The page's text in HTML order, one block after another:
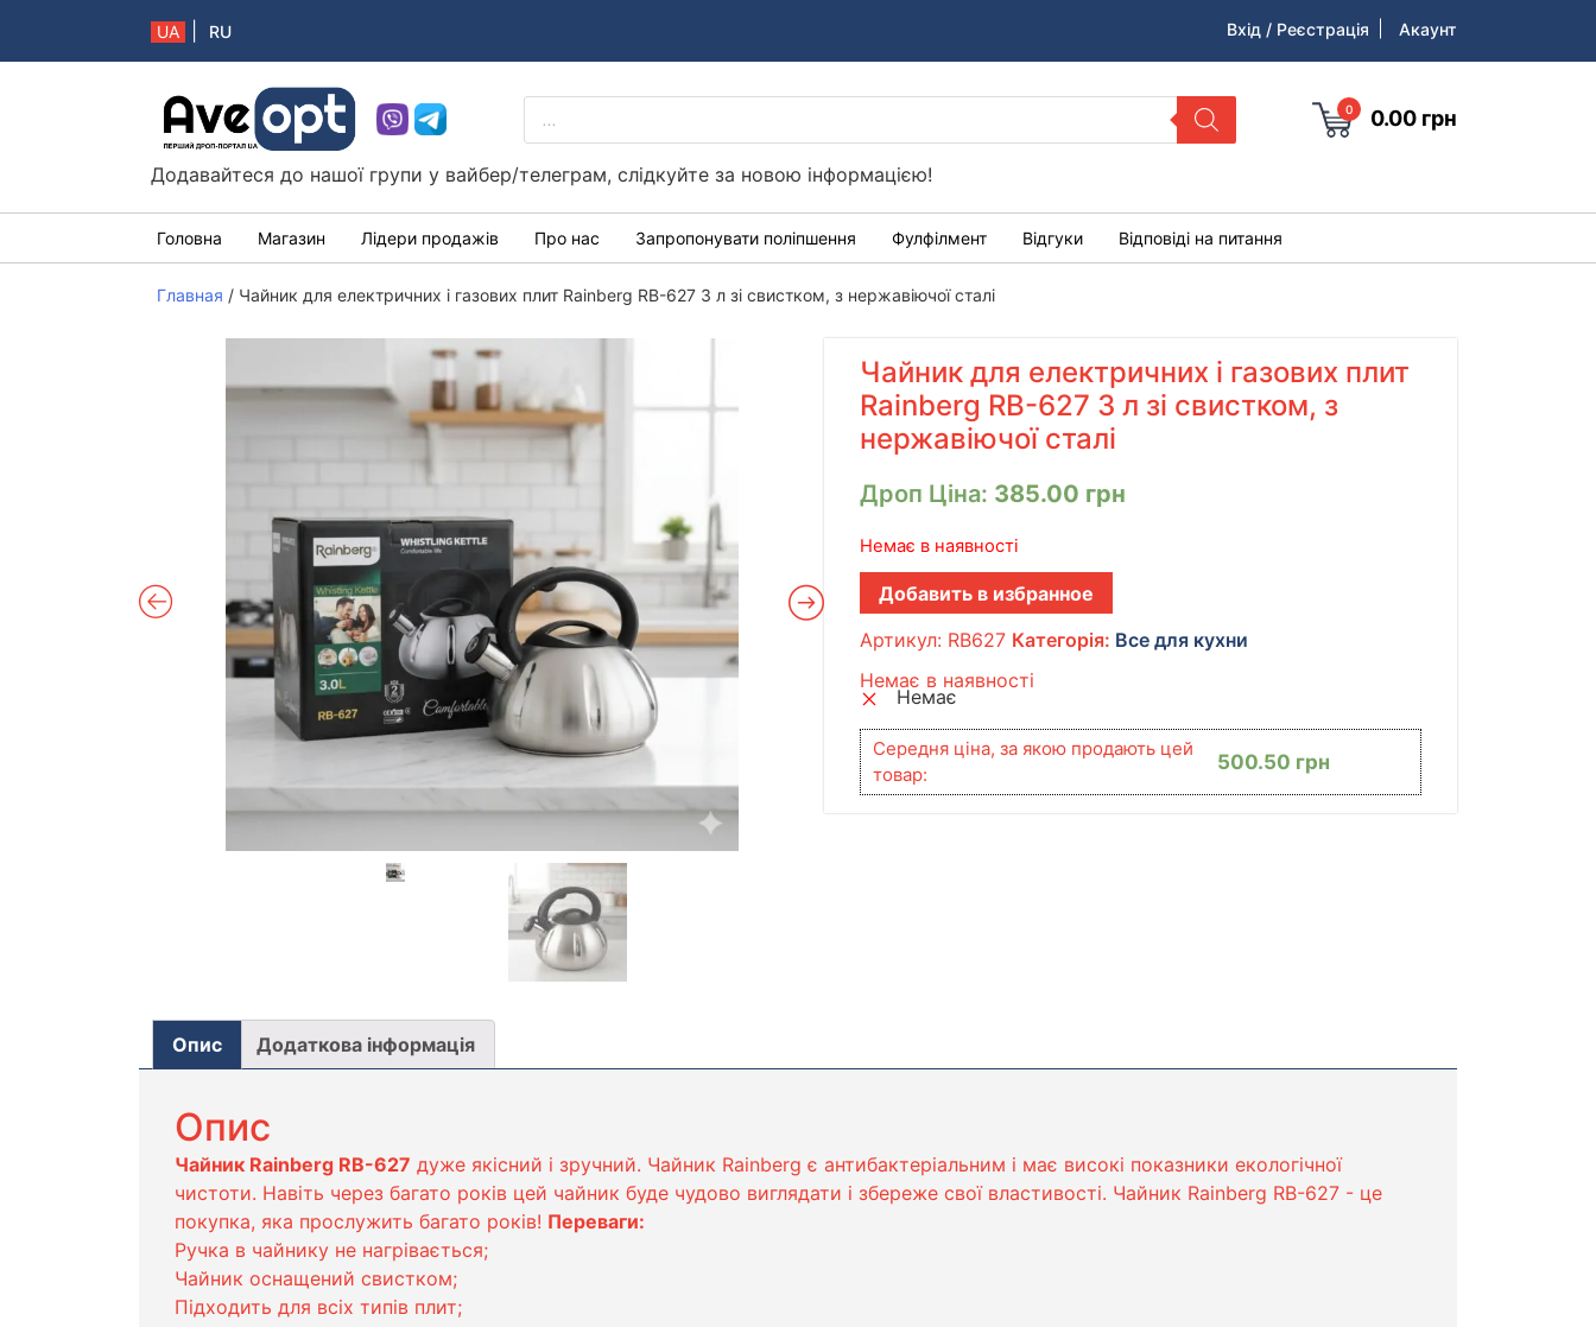
UA RU Вхід / Реєстрація Акаунт
Aveopt – оптова дропшипінг платформа в Україні
PRODUCTS
SEARCH
0 0.00 грн
Додавайтеся до нашої групи у вайбер/телеграм, слідкуйте за новою інформацією!
Головна Магазин Лідери продажів Про нас Запропонувати поліпшення Фулфілмент Відгуки Відповіді на питання
Главная / Чайник для електричних і газових плит Rainberg RB-627 3 л зі свистком, з нержавіючої сталі
Чайник для електричних і газових плит
Rainberg RB-627 3 л зі свистком, з
нержавіючої сталі
Дроп Ціна: 385.00 грн
Немає в наявності
Добавить в избранное
Артикул: RB627 Категорія: Все для кухни
Немає в наявності
Немає
Середня ціна, за якою продають цей
товар:
500.50 грн
Опис Додаткова інформація
Опис
Чайник Rainberg RB-627 дуже якісний і зручний. Чайник Rainberg є антибактеріальним і має високі показники екологічної
чистоти. Навіть через багато років цей чайник буде чудово виглядати і збереже свої властивості. Чайник Rainberg RB-627 - це
покупка, яка прослужить багато років! Переваги:
Ручка в чайнику не нагрівається;
Чайник оснащений свистком;
Підходить для всіх типів плит;